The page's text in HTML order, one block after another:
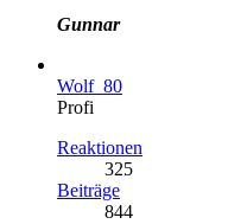
Gunnar
Wolf_80
Profi
Reaktionen
325
Beiträge
844